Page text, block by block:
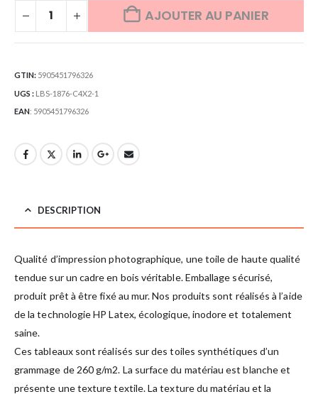
AJOUTER AU PANIER
GTIN: 5905451796326
UGS : LBS-1876-C4X2-1
EAN: 5905451796326
DESCRIPTION
Qualité d’impression photographique, une toile de haute qualité
tendue sur un cadre en bois véritable. Emballage sécurisé,
produit prêt à être fixé au mur. Nos produits sont réalisés à l’aide
de la technologie HP Latex, écologique, inodore et totalement
saine.
Ces tableaux sont réalisés sur des toiles synthétiques d’un
grammage de 260 g/m2. La surface du matériau est blanche et
présente une texture textile. La texture du matériau et la